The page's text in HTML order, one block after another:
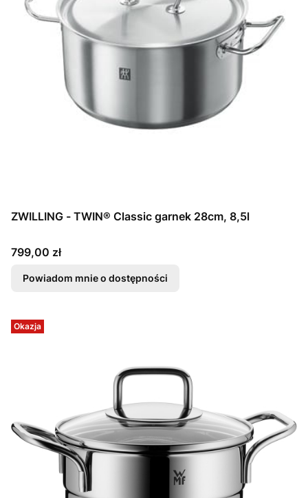
ZWILLING - TWIN® Classic garnek 28cm, 8,5l
Cena
799,00 zł
Powiadom mnie o dostępności
Okazja